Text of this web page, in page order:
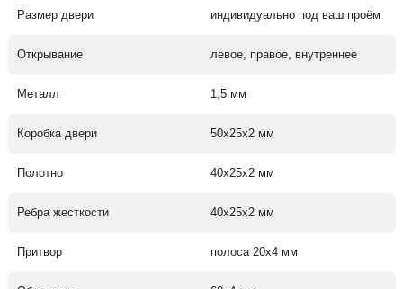
Размер двери индивидуально под ваш проём
Открывание левое, правое, внутреннее
Металл 1,5 мм
Коробка двери 50х25х2 мм
Полотно 40х25х2 мм
Ребра жесткости 40х25х2 мм
Притвор полоса 20х4 мм